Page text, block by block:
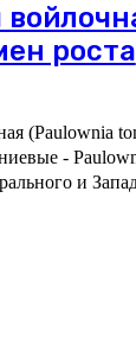
роста
(Paulownia
-
и